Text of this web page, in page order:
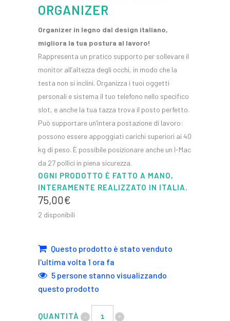
ORGANIZER
Organizer in legno dal design italiano,
migliora la tua postura al lavoro!
Rappresenta un pratico supporto per sollevare il
monitor all’altezza degli occhi, in modo che la
testa non si inclini. Organizza i tuoi oggetti
personali e sistema il tuo telefono nello specifico
slot, e anche la tua tazza trova il posto perfetto.
Può supportare un’intera postazione di lavoro:
possono essere appoggiati carichi superiori ai 40
kg di peso. È possibile posizionare anche un I-Mac
da 27 pollici in piena sicurezza.
OGNI PRODOTTO È FATTO A MANO,
INTERAMENTE REALIZZATO IN ITALIA.
75,00€
2 disponibili
Questo prodotto è stato venduto
l'ultima volta 1 ora fa
5 persone stanno visualizzando
questo prodotto
QUANTITÀ